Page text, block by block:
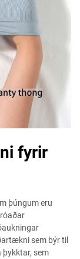
fyrir
þúngum eru
sem býr til
þykktar, sem